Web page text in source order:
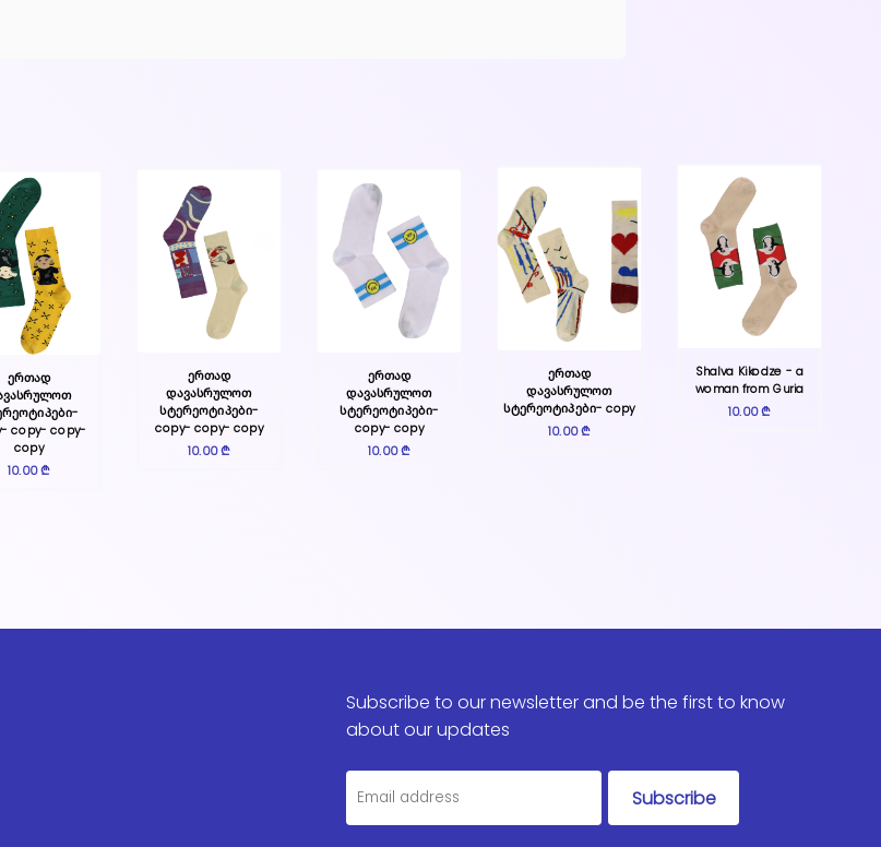
ერთად
copy- copy-
copy
10.00 ₾
ერთად
დავასრულოთ
სტერეოტიპები-
copy- copy- copy
10.00 ₾
ერთად
დავასრულოთ
სტერეოტიპები-
copy- copy
10.00 ₾
ერთად
დავასრულოთ
სტერეოტიპები- copy
10.00 ₾
Shalva Kikodze - a
woman from Guria
10.00 ₾
Subscribe to our newsletter and be the first to know
about our updates
Subscribe